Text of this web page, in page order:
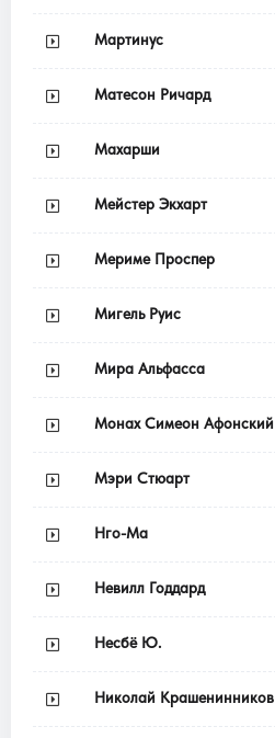
Мартинус
Матесон Ричард
Махарши
Мейстер Экхарт
Мериме Проспер
Мигель Руис
Мира Альфасса
Монах Симеон Афонский
Мэри Стюарт
Нго-Ма
Невилл Годдард
Несбё Ю.
Николай Крашенинников